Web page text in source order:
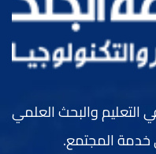
التعليم والبحث العلمي
المجتمع.